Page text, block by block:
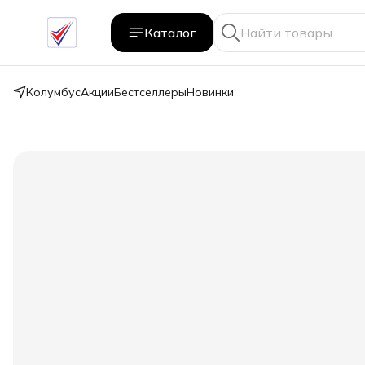
Каталог
КолумбусАкцииБестселлерыНовинки